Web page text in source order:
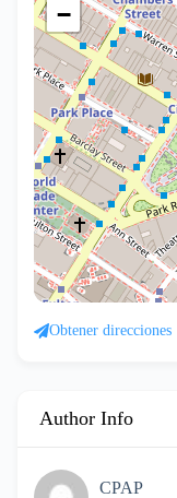
−
Obtener direcciones
Author Info
CPAP